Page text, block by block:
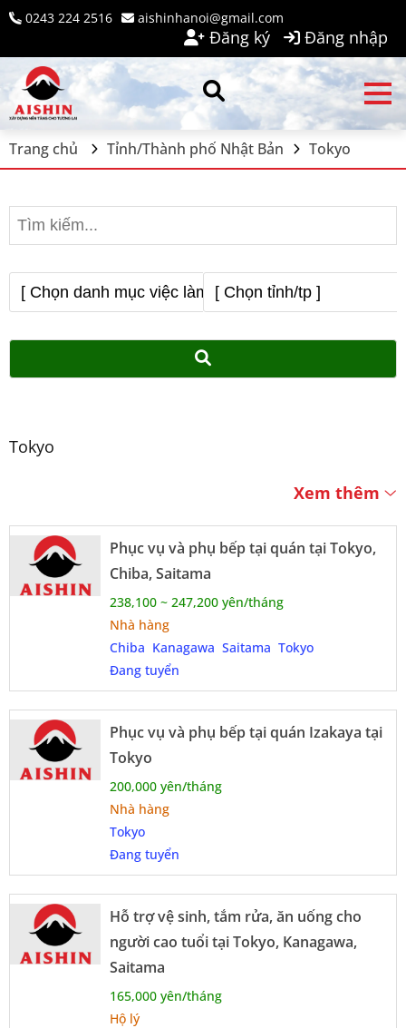
0243 224 2516 aishinhanoi@gmail.com
Đăng ký Đăng nhập
Trang chủ Tỉnh/Thành phố Nhật Bản Tokyo
Tokyo
Xem thêm
Phục vụ và phụ bếp tại quán tại Tokyo,
Chiba, Saitama
238,100 ~ 247,200 yên/tháng
Nhà hàng
Chiba Kanagawa Saitama Tokyo
Đang tuyển
Phục vụ và phụ bếp tại quán Izakaya tại
Tokyo
200,000 yên/tháng
Nhà hàng
Tokyo
Đang tuyển
Hỗ trợ vệ sinh, tắm rửa, ăn uống cho
người cao tuổi tại Tokyo, Kanagawa,
Saitama
165,000 yên/tháng
Hộ lý